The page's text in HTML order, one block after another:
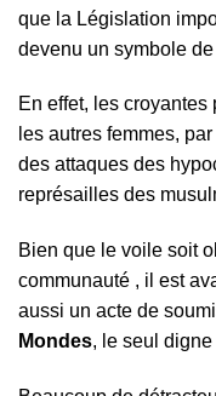
que la Législation
devenu un symbole
En effet, les
les autres femmes,
des attaques des
représailles des
Bien que le voile soit
communauté , il est
aussi un acte de
Mondes, le seul digne